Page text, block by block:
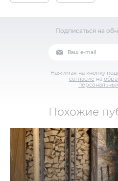
Подписаться на
Нажимая на кнопку
согласие на
Похожие